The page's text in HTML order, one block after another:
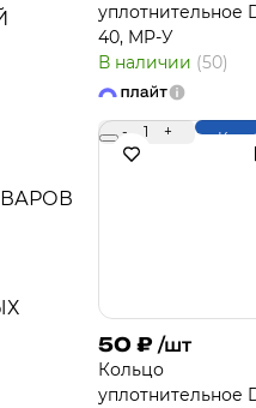
уплотнительное
40, MP-У
В наличии (50)
- 1 +
50 ₽ /шт
Кольцо
уплотнительное